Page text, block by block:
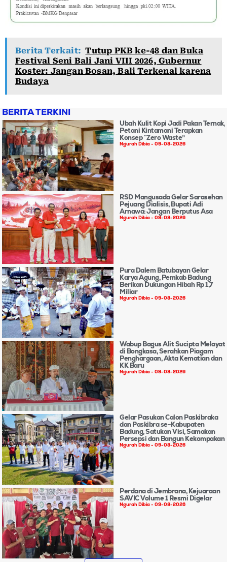
Berita Terkait: Tutup PKB ke-48 dan Buka
Festival Seni Bali Jani VIII 2026, Gubernur
Koster: Jangan Bosan, Bali Terkenal karena
Budaya
BERITA TERKINI
Ubah Kulit Kopi Jadi Pakan Ternak,
Petani Kintamani Terapkan
Konsep “Zero Waste”
Ngurah Dibia 09-08-2026
RSD Mangusada Gelar Sarasehan
Pejuang Dialisis, Bupati Adi
Arnawa: Jangan Berputus Asa
Ngurah Dibia 09-08-2026
Pura Dalem Batubayan Gelar
Karya Agung, Pemkab Badung
Berikan Dukungan Hibah Rp 1,7
Miliar
Ngurah Dibia 09-08-2026
Wabup Bagus Alit Sucipta Melayat
di Bongkasa, Serahkan Piagam
Penghargaan, Akta Kematian dan
KK Baru
Ngurah Dibia 09-08-2026
Gelar Pasukan Calon Paskibraka
dan Paskibra se-Kabupaten
Badung, Satukan Visi, Samakan
Persepsi dan Bangun Kekompakan
Ngurah Dibia 09-08-2026
Perdana di Jembrana, Kejuaraan
SAVIC Volume 1 Resmi Digelar
Ngurah Dibia 09-08-2026